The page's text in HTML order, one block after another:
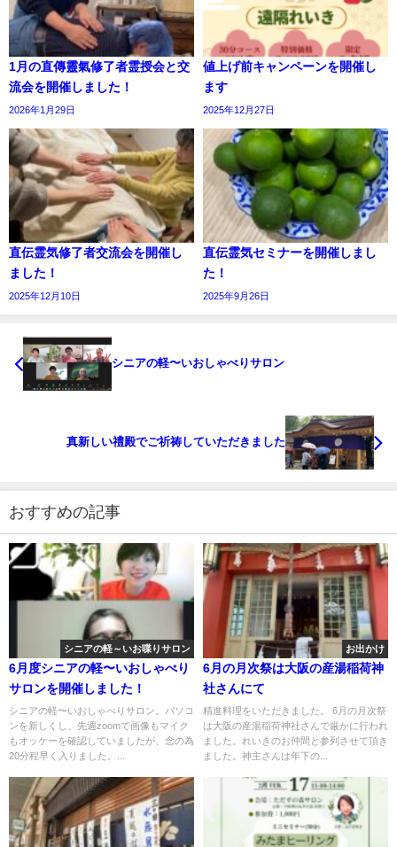
1月の直傳靈氣修了者霊授会と交
流会を開催しました！
2026年1月29日
値上げ前キャンペーンを開催し
ます
2025年12月27日
直伝霊気修了者交流会を開催し
ました！
2025年12月10日
直伝霊気セミナーを開催しまし
た！
2025年9月26日
シニアの軽〜いおしゃべりサロン
真新しい禮殿でご祈祷していただきました
おすすめの記事
シニアの軽～いお喋りサロン
6月度シニアの軽〜いおしゃべり
サロンを開催しました！
シニアの軽〜いおしゃべりサロン。パソコ
ンを新しくし、先週zoomで画像もマイク
もオッケーを確認していましたが、念の為
20分程早く入りました。...
お出かけ
6月の月次祭は大阪の産湯稲荷神
社さんにて
精進料理をいただきました。 6月の月次祭
は大阪の産湯稲荷神社さんで厳かに行われ
ました。れいきのお仲間と参列させて頂き
ました。神主さんは年下の...